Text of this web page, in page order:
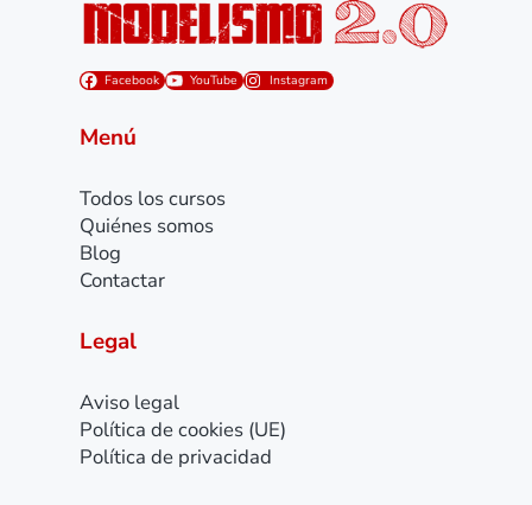
Facebook YouTube Instagram
Menú
Todos los cursos
Quiénes somos
Blog
Contactar
Legal
Aviso legal
Política de cookies (UE)
Política de privacidad